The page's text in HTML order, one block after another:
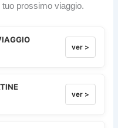
prossimo viaggio.
ver >
ver >